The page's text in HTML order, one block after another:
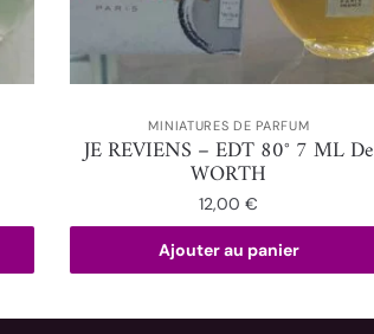
MINIATURES DE PARFUM
JE REVIENS – EDT 80° 7 ML De
WORTH
12,00€
Ajouter au panier